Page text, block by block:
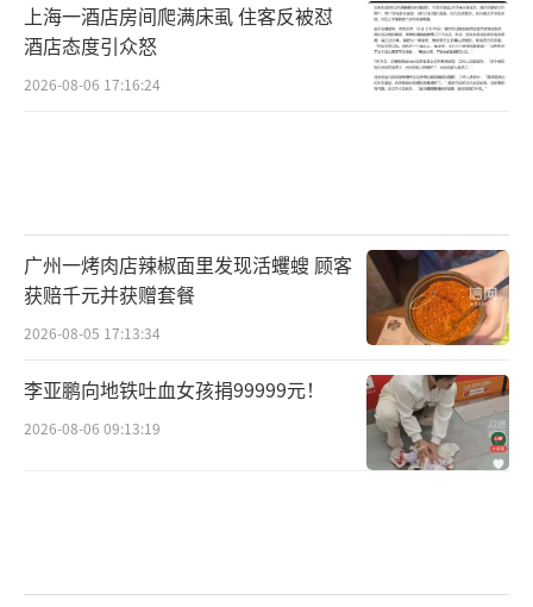
上海一酒店房间爬满床虱 住客反被怼
酒店态度引众怒
2026-08-06 17:16:24
广州一烤肉店辣椒面里发现活蠼螋 顾客
获赔千元并获赠套餐
2026-08-05 17:13:34
李亚鹏向地铁吐血女孩捐99999元！
2026-08-06 09:13:19